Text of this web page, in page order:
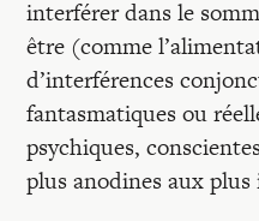
Entretiens
Revues
interférer dans le
être (comme
d’interférences
fantasmatiques ou
psychiques,
plus anodines aux